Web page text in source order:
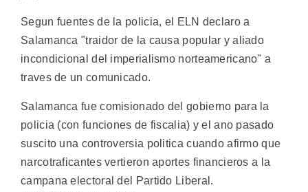
Segun fuentes de la policia, el ELN declaro a
Salamanca "traidor de la causa popular y aliado
incondicional del imperialismo norteamericano" a
traves de un comunicado.
Salamanca fue comisionado del gobierno para la
policia (con funciones de fiscalia) y el ano pasado
suscito una controversia politica cuando afirmo que
narcotraficantes vertieron aportes financieros a la
campana electoral del Partido Liberal.